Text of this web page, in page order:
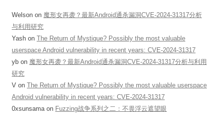
Welson on 魔形女再袭？最新Android通杀漏洞CVE-2024-31317分析
与利用研究
Yash on The Return of Mystique? Possibly the most valuable
userspace Android vulnerability in recent years: CVE-2024-31317
yb on 魔形女再袭？最新Android通杀漏洞CVE-2024-31317分析与利用
研究
V on The Return of Mystique? Possibly the most valuable userspace
Android vulnerability in recent years: CVE-2024-31317
0xsunsamaon Fuzzing战争系列之二：不畏浮云遮望眼